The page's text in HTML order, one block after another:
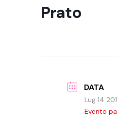
Prato
DATA
Lug 14
Evento